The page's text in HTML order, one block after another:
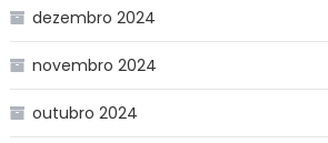
dezembro 2024
novembro 2024
outubro 2024